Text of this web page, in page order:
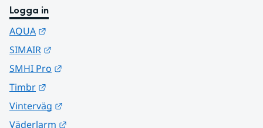
Logga in
AQUA
SIMAIR
SMHI Pro
Timbr
Vinterväg
Väderlarm